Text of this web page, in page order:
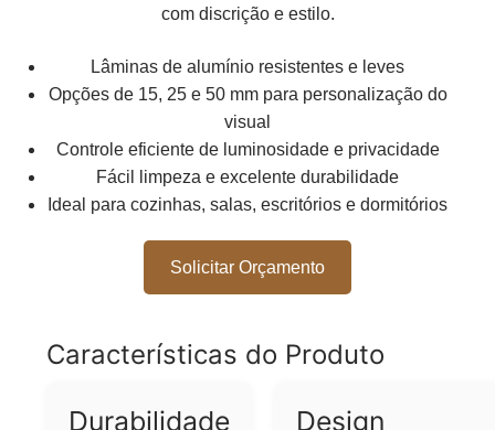
com discrição e estilo.
Lâminas de alumínio resistentes e leves
Opções de 15, 25 e 50 mm para personalização do
visual
Controle eficiente de luminosidade e privacidade
Fácil limpeza e excelente durabilidade
Ideal para cozinhas, salas, escritórios e dormitórios
Solicitar Orçamento
Características do Produto
Durabilidade
Design